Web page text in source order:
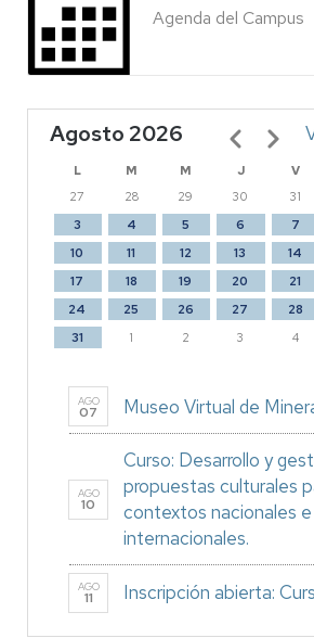
Agenda del Campus
Agosto 2026
L M M J V
27
28 29 30 31
3
4 5 6 7
10
11 12 13 14
17
18 19 20 21
24
25 26 27 28
31
1 2 3 4
Paginación
AGO
07 Museo Virtual de
AGO
10
Curso: Desarrollo y
propuestas culturales
contextos nacionales e
internacionales.
AGO
11 Inscripción abierta: